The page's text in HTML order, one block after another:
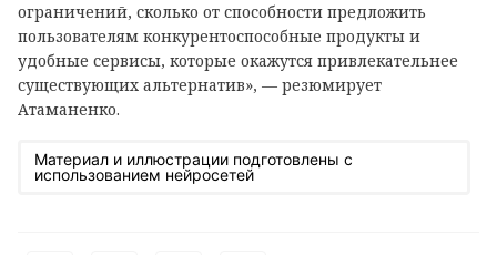
ограничений, сколько от способности предложить
пользователям конкурентоспособные продукты и
удобные сервисы, которые окажутся привлекательнее
существующих альтернатив», — резюмирует
Атаманенко.
Материал и иллюстрации подготовлены с
использованием нейросетей